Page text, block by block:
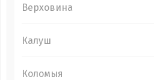
Верховина
Калуш
Коломыя